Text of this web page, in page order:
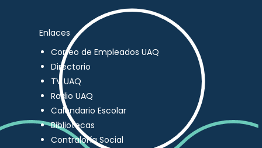
Enlaces
Correo de Empleados UAQ
Directorio
TV UAQ
Radio UAQ
Calendario Escolar
Bibliotecas
Contraloría Social